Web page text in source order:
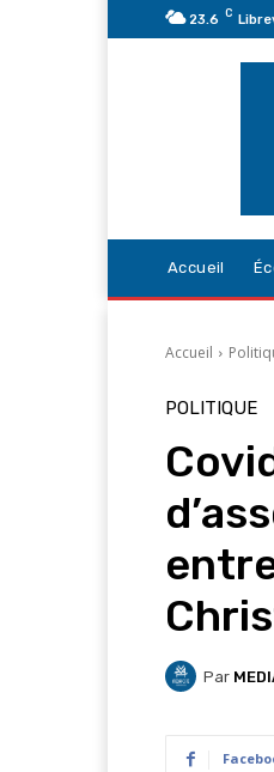
23.6 C
Accueil
Accueil
POLITIQUE
Par